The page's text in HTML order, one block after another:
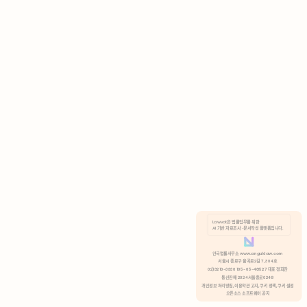
분석 쿠키 허용
Lawvot은 법률업무를 위한
AI 기반 자료조사 · 문서작성 플랫폼입니다.
안국법률사무소 www.anguklaw.com
서울시 종로구 율곡로2길 7, 304호
02)3210-3330 105-05-48527 대표 정희찬
통신판매 2024서울종로0248
개인정보 처리방침, 이용약관 고지, 쿠키 정책, 쿠키 설정
오픈소스 소프트웨어 공지